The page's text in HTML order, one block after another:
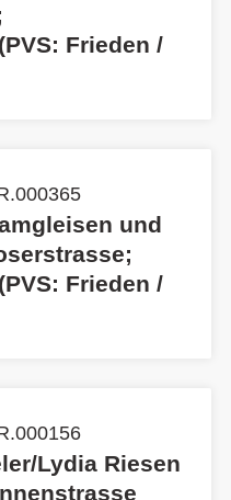
Frieden /
und
Frieden /
Lydia Riesen